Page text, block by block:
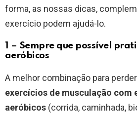
forma, as nossas dicas,
exercício podem ajudá-lo.
1 – Sempre que possível
aeróbicos
A melhor combinação para
exercícios de musculação com
aeróbicos (corrida, caminhada,